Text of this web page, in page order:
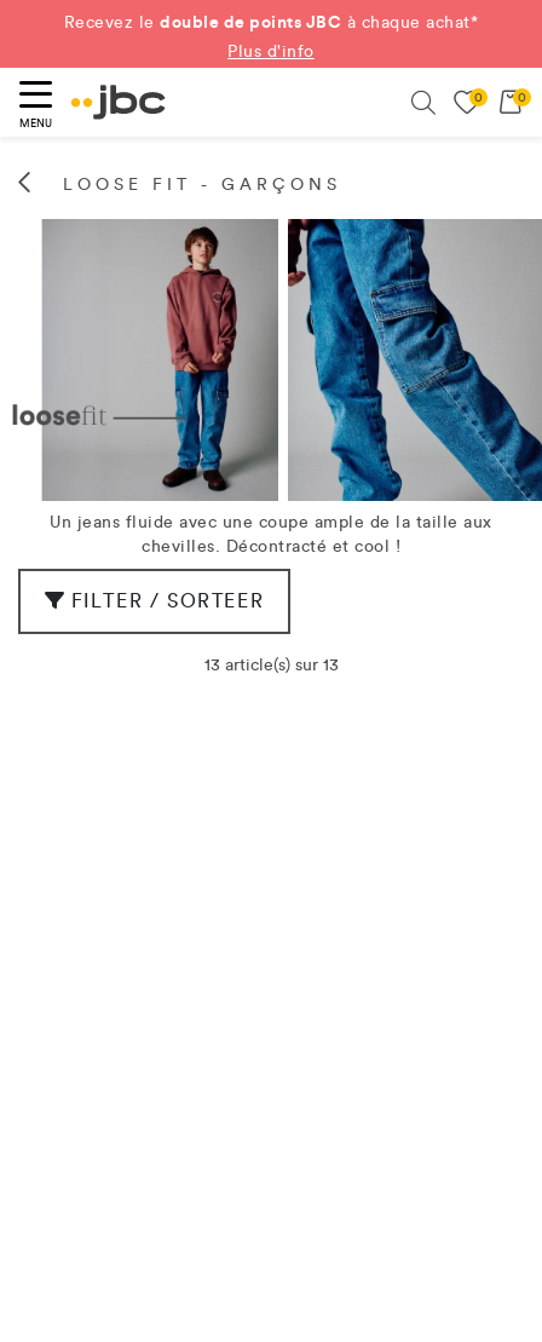
Recevez ledouble de points JBC à chaque achat*
Plus d'info
MENU
0 0
LOOSE FIT - GARÇONS
Un jeans fluide avec une coupe ample de la taille aux
chevilles. Décontracté et cool !
FILTER / SORTEER
13 article(s) sur 13